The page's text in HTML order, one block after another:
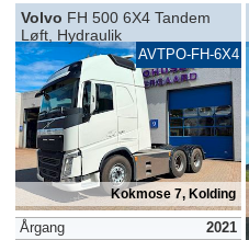
Volvo FH 500 6X4 Tandem
Løft, Hydraulik
AVTPO-FH-6X4
Kokmose 7, Kolding
Årgang
2021